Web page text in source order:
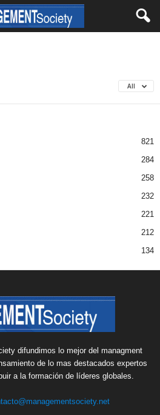
All
821
284
258
232
221
212
134
difundimos lo mejor del managment
de lo mas destacados expertos
a la formación de líderes globales.